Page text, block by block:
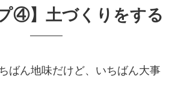
④】土づくりをする
ばん地味だけど、いちばん大事